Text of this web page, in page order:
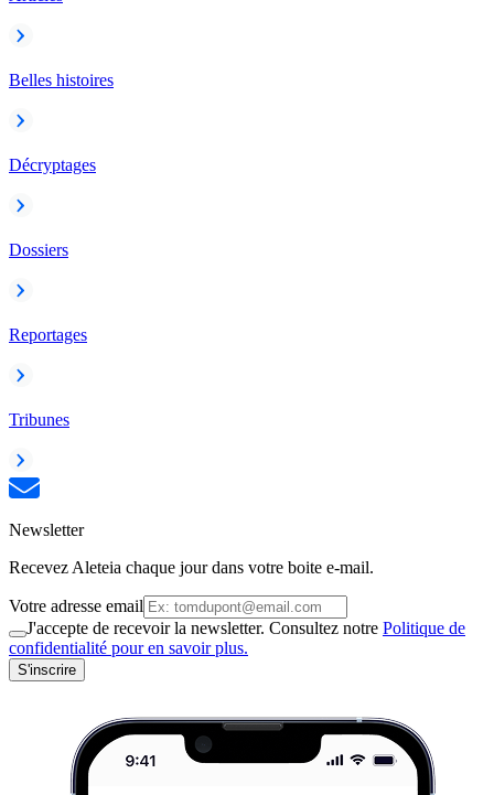
Belles histoires
Décryptages
Dossiers
Reportages
Tribunes
Newsletter
Recevez Aleteia chaque jour dans votre boite e-mail.
Votre adresse email
J'accepte de recevoir la newsletter. Consultez notre Politique de
confidentialité pour en savoir plus.
S'inscrire